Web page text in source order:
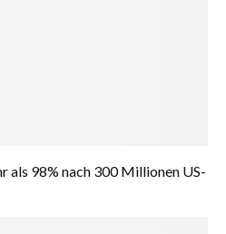
als 98% nach 300 Millionen US-